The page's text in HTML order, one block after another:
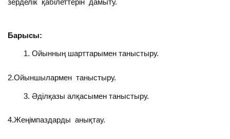
Барысы:
Ойынның шарттарымен таныстыру.
2.Ойыншылармен таныстыру.
Әділқазы алқасымен таныстыру.
4.Жеңімпаздарды анықтау.